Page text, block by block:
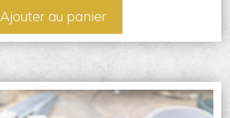
Ajouter au panier